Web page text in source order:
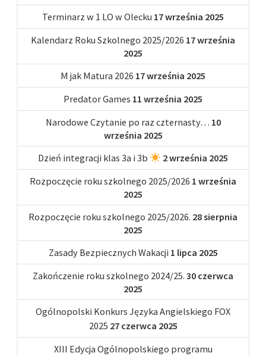
Terminarz w 1 LO w Olecku 17 września 2025
Kalendarz Roku Szkolnego 2025/2026 17 września
2025
M jak Matura 2026 17 września 2025
Predator Games 11 września 2025
Narodowe Czytanie po raz czternasty… 10
września 2025
Dzień integracji klas 3a i 3b
2 września 2025
Rozpoczęcie roku szkolnego 2025/2026 1 września
2025
Rozpoczęcie roku szkolnego 2025/2026. 28 sierpnia
2025
Zasady Bezpiecznych Wakacji 1 lipca 2025
Zakończenie roku szkolnego 2024/25. 30 czerwca
2025
Ogólnopolski Konkurs Języka Angielskiego FOX
2025 27 czerwca 2025
XIII Edycja Ogólnopolskiego programu